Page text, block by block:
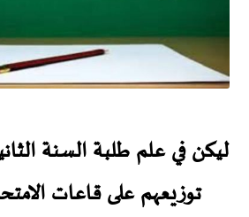
ليكن في علم طلبة السنة
توزيعهم على قاعات